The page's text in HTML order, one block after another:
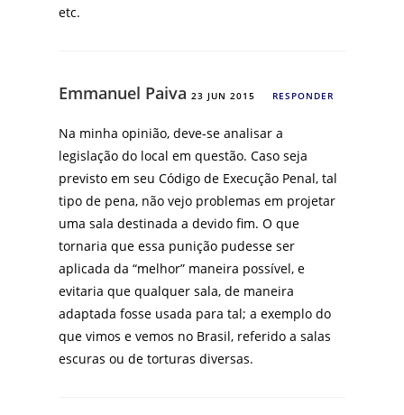
etc.
Emmanuel Paiva 23 JUN 2015 RESPONDER
Na minha opinião, deve-se analisar a
legislação do local em questão. Caso seja
previsto em seu Código de Execução Penal, tal
tipo de pena, não vejo problemas em projetar
uma sala destinada a devido fim. O que
tornaria que essa punição pudesse ser
aplicada da “melhor” maneira possível, e
evitaria que qualquer sala, de maneira
adaptada fosse usada para tal; a exemplo do
que vimos e vemos no Brasil, referido a salas
escuras ou de torturas diversas.